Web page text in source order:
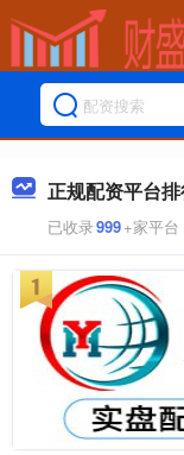
正规配资平台
已收录999+家平台